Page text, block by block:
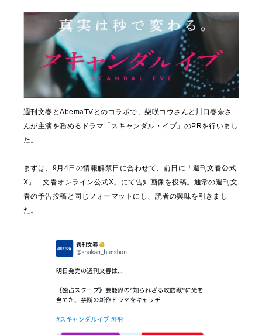
週刊文春とAbemaTVとのコラボで、柴咲コウさんと川口春奈さ
んが主演を務めるドラマ「スキャンダル・イブ」のPRを行いまし
た。
まずは、9月4日の情報解禁日に合わせて、前日に「週刊文春公式
X」「文春オンライン公式X」にて告知画像を投稿。通常の週刊文
春の予告投稿と同じフォーマットにし、読者の興味を引きまし
た。